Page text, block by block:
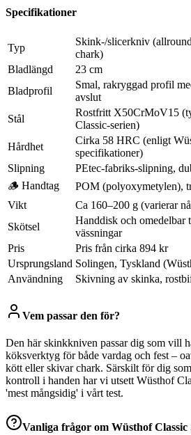
Specifikationer
Typ
Skink-/slicerkniv
chark)
Bladlängd
23 cm
Bladprofil
Smal, rakryggad profil
avslut
Stål
Rostfritt X50CrMoV15
Classic-serien)
Hårdhet
Cirka 58 HRC (enligt
specifikationer)
Slipning
PEtec-fabriks-slipning,
🪵 Handtag
POM (polyoxymetylen),
Vikt
Ca 160–200 g (varierar
Skötsel
Handdisk och omedelbar
vässningar
Pris
Pris från cirka 894 kr
Ursprungsland Solingen, Tyskland
Användning
Skivning av skinka,
Vem passar den för?
Den här skinkkniven passar dig som vill
köksverktyg för både vardag och fest –
kött eller skivar chark. Särskilt för dig
kontroll i handen har vi utsett Wüsthof
'mest mångsidig' i vårt test.
Vanliga frågor om Wüsthof